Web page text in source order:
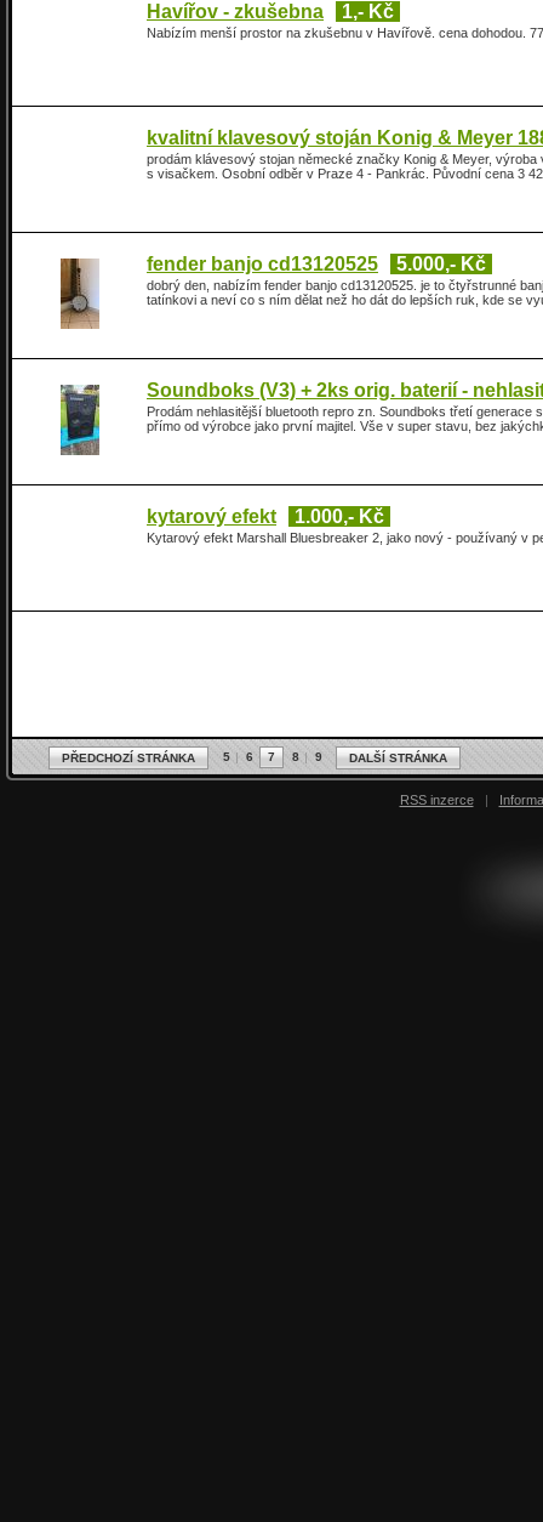
Havířov - zkušebna 1,- Kč
Nabízím menší prostor na zkušebnu v Havířově. cena dohodou.
kvalitní klavesový stoján Konig & Meyer
prodám klávesový stojan německé značky Konig & Meyer,
s visačkem. Osobní odběr v Praze 4 - Pankrác. Původní cena 3
fender banjo cd13120525 5.000,- Kč
dobrý den, nabízím fender banjo cd13120525. je to čtyřstrunné
tatínkovi a neví co s ním dělat než ho dát do lepších ruk, kde se
Soundboks (V3) + 2ks orig. baterií -
Prodám nehlasitější bluetooth repro zn. Soundboks třetí
přímo od výrobce jako první majitel. Vše v super stavu, bez
kytarový efekt 1.000,- Kč
Kytarový efekt Marshall Bluesbreaker 2, jako nový - používaný v
PŘEDCHOZÍ STRÁNKA 5 6 7 8 9 DALŠÍ STRÁNKA
RSS inzerce |